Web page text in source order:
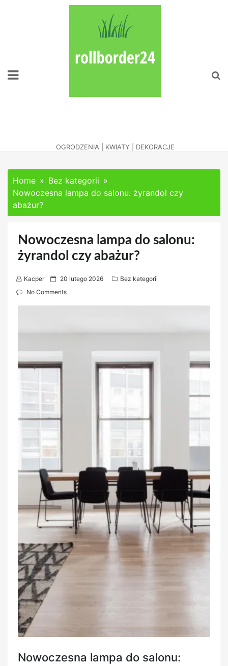
OGRODZENIA | KWIATY | DEKORACJE
Home
Bez kategorii
Nowoczesna lampa do salonu: żyrandol czy
abażur?
Nowoczesna lampa do salonu:
żyrandol czy abażur?
Kacper
P
o
o
n
20 lutego 2026
Bez kategorii
No Comments
Nowoczesna lampa do salonu: